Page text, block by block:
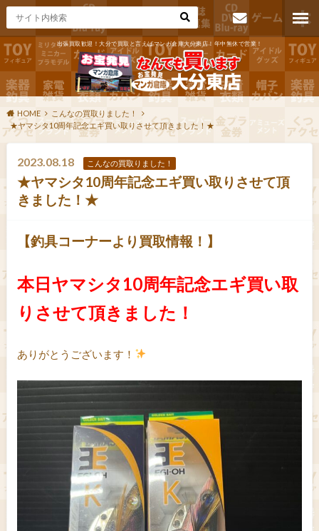
出張買取歓迎！大分で買取と言えばマンガ倉庫大分東店！年中無休で営業！
お問い合わ
せ
HOME
こんなの買取りました！
★ヤマシタ10周年記念エギ買い取りさせて頂きました！★
2023.08.18 こんなの買取りました！
★ヤマシタ10周年記念エギ買い取りさせて頂
きました！★
【釣具コーナーより買取情報！】
本日ヤマシタ10周年記念エギ買い取
りさせて頂きました！
ありがとうございます！